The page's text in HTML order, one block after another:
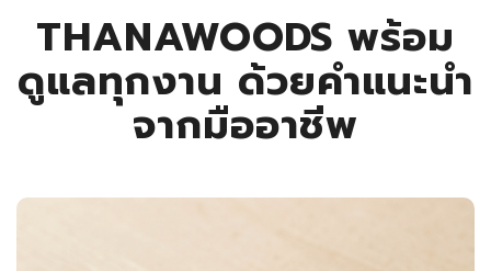
THANAWOODS พร้อม
ดูแลทุกงาน ด้วยคำแนะนำ
จากมืออาชีพ